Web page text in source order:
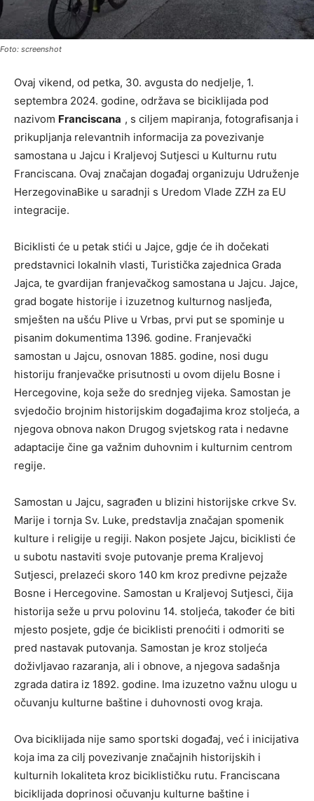
Foto: screenshot
Ovaj vikend, od petka, 30. avgusta do nedjelje, 1.
septembra 2024. godine, održava se biciklijada pod
nazivom Franciscana , s ciljem mapiranja, fotografisanja i
prikupljanja relevantnih informacija za povezivanje
samostana u Jajcu i Kraljevoj Sutjesci u Kulturnu rutu
Franciscana. Ovaj značajan događaj organizuju Udruženje
HerzegovinaBike u saradnji s Uredom Vlade ZZH za EU
integracije.
Biciklisti će u petak stići u Jajce, gdje će ih dočekati
predstavnici lokalnih vlasti, Turistička zajednica Grada
Jajca, te gvardijan franjevačkog samostana u Jajcu. Jajce,
grad bogate historije i izuzetnog kulturnog nasljeđa,
smješten na ušću Plive u Vrbas, prvi put se spominje u
pisanim dokumentima 1396. godine. Franjevački
samostan u Jajcu, osnovan 1885. godine, nosi dugu
historiju franjevačke prisutnosti u ovom dijelu Bosne i
Hercegovine, koja seže do srednjeg vijeka. Samostan je
svjedočio brojnim historijskim događajima kroz stoljeća, a
njegova obnova nakon Drugog svjetskog rata i nedavne
adaptacije čine ga važnim duhovnim i kulturnim centrom
regije.
Samostan u Jajcu, sagrađen u blizini historijske crkve Sv.
Marije i tornja Sv. Luke, predstavlja značajan spomenik
kulture i religije u regiji. Nakon posjete Jajcu, biciklisti će
u subotu nastaviti svoje putovanje prema Kraljevoj
Sutjesci, prelazeći skoro 140 km kroz predivne pejzaže
Bosne i Hercegovine. Samostan u Kraljevoj Sutjesci, čija
historija seže u prvu polovinu 14. stoljeća, također će biti
mjesto posjete, gdje će biciklisti prenoćiti i odmoriti se
pred nastavak putovanja. Samostan je kroz stoljeća
doživljavao razaranja, ali i obnove, a njegova sadašnja
zgrada datira iz 1892. godine. Ima izuzetno važnu ulogu u
očuvanju kulturne baštine i duhovnosti ovog kraja.
Ova biciklijada nije samo sportski događaj, već i inicijativa
koja ima za cilj povezivanje značajnih historijskih i
kulturnih lokaliteta kroz biciklističku rutu. Franciscana
biciklijada doprinosi očuvanju kulturne baštine i